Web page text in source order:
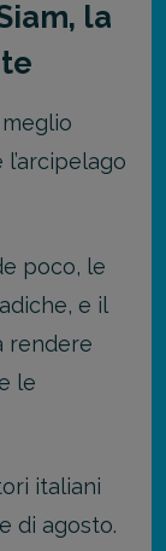
la
poco, le
e il
rendere
le
italiani
di agosto.